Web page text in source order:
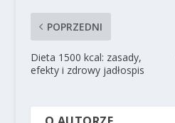
POPRZEDNI
Dieta 1500 kcal: zasady,
efekty i zdrowy jadłospis